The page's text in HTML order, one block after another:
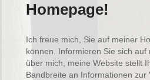
Homepage!
Ich freue mich, Sie auf meiner
können. Informieren Sie sich
über mich, meine Website stellt
Bandbreite an Informationen zur